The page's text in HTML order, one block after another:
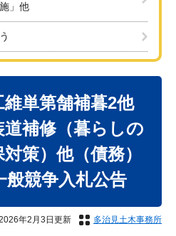
」他
維単第舗補暮2他
補修（暮らしの
策）他（債務）
競争入札公告
年2月3日更新 多治見土木事務所